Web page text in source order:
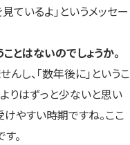
ているよ」というメッセー
とはないのでしょうか。
し、「数年後に」というこ
りはずっと少ないと思い
やすい時期ですね。ここ
。